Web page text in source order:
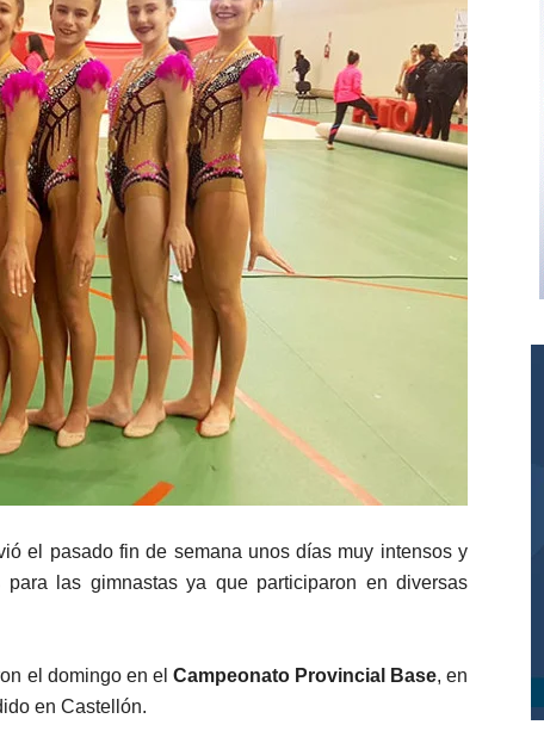
el pasado fin de semana unos días muy intensos y
las gimnastas ya que participaron en diversas
el domingo en el Campeonato Provincial Base, en
en Castellón.